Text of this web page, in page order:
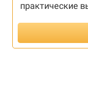
практические